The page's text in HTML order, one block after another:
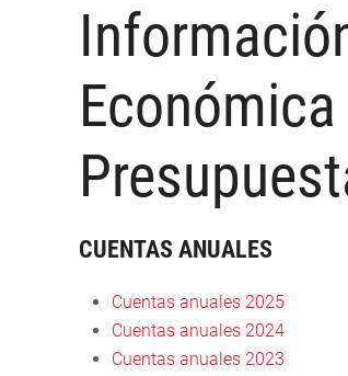
Económica
CUENTAS ANUALES
Cuentas anuales 2025
Cuentas anuales 2024
Cuentas anuales 2023